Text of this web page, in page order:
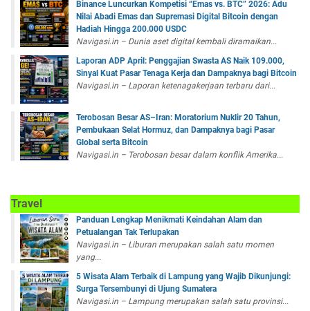
Binance Luncurkan Kompetisi “Emas vs. BTC” 2026: Adu
Nilai Abadi Emas dan Supremasi Digital Bitcoin dengan
Hadiah Hingga 200.000 USDC
Navigasi.in – Dunia aset digital kembali diramaikan...
Laporan ADP April: Penggajian Swasta AS Naik 109.000,
Sinyal Kuat Pasar Tenaga Kerja dan Dampaknya bagi Bitcoin
Navigasi.in – Laporan ketenagakerjaan terbaru dari...
Terobosan Besar AS–Iran: Moratorium Nuklir 20 Tahun,
Pembukaan Selat Hormuz, dan Dampaknya bagi Pasar
Global serta Bitcoin
Navigasi.in – Terobosan besar dalam konflik Amerika...
Travel
Panduan Lengkap Menikmati Keindahan Alam dan
Petualangan Tak Terlupakan
Navigasi.in – Liburan merupakan salah satu momen
yang...
5 Wisata Alam Terbaik di Lampung yang Wajib Dikunjungi:
Surga Tersembunyi di Ujung Sumatera
Navigasi.in – Lampung merupakan salah satu provinsi...